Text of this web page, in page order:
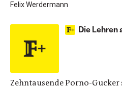
Felix Werdermann
Die Lehren
Zehntausende Porno-Gucker